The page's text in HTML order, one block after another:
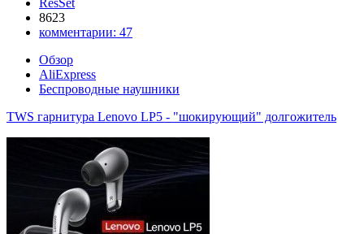
8623
комментарии: 47
Обзор
AliExpress
Беспроводные наушники
TWS гарнитура Lenovo LP5 - "шокирующий" долгожитель